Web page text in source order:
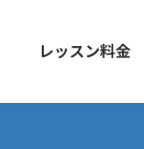
レッスン料金